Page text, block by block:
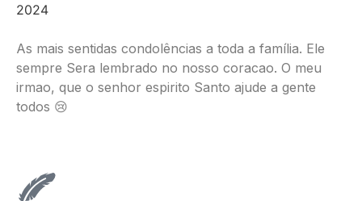
2024
As mais sentidas condolências a toda a família. Ele
sempre Sera lembrado no nosso coracao. O meu
irmao, que o senhor espirito Santo ajude a gente
todos 😢